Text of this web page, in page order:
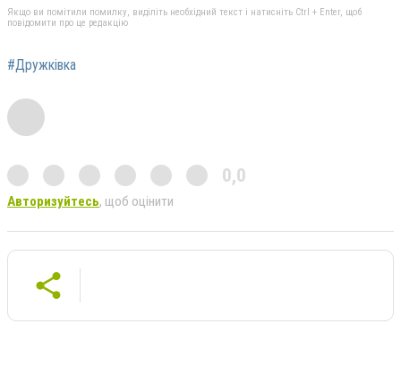
Якщо ви помітили помилку, виділіть необхідний текст і натисніть Ctrl + Enter, щоб
повідомити про це редакцію
#Дружкiвка
0,0
Авторизуйтесь, щоб оцінити